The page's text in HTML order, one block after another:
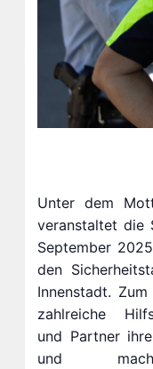
Unter dem
veranstaltet die
September
den
Innenstadt.
zahlreiche
und Partner
und